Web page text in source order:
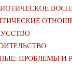
ПРОБЛЕМЫ И